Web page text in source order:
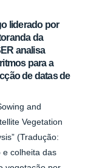
liderado por
da
analisa
para a
de datas de
and
Vegetation
(Tradução:
e colheita das